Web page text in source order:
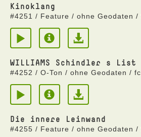
Kinoklang
#4251 / Feature / ohne Geodaten /
WILLIAMS Schindler s List
#4252 / O-Ton / ohne Geodaten /
Die innere Leinwand
#4255 / Feature / ohne Geodaten /